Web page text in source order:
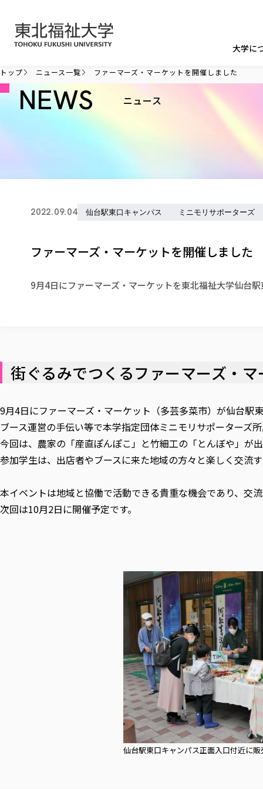
大学に
トップ ニュース一覧 ファーマーズ・マーケットを開催しました
NEWS ニュース
2022.09.04 仙台駅東口キャンパス ミニモリサポーターズ
ファーマーズ・マーケットを開催しました
9月4日にファーマーズ・マーケットを東北福祉大学仙台駅
街ぐるみでつくるファーマーズ・
9月4日にファーマーズ・マーケット（多芸多菜市）が仙台駅
ブース運営の手伝い等で本学指定団体ミニモリサポーターズ
今回は、農家の「産直ぽんぽこ」と竹細工の「とんぼや」が
参加学生は、出店者やブースに来た地域の方々と楽しく交流す
本イベントは地域と協働で活動できる貴重な機会であり、交流
次回は10月2日に開催予定です。
仙台駅東口キャンパス正面入口付近に販